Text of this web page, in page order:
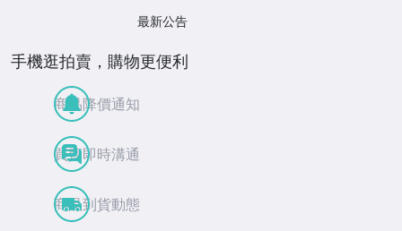
最新公告
手機逛拍賣，購物更便利
商品降價通知
買賣即時溝通
商品到貨動態